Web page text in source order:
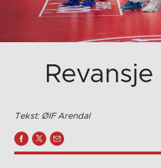
Tekst: ØIF Arendal